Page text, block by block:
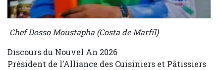
Chef Dosso Moustapha (Costa de Marfíl)
Discours du Nouvel An 2026
Président de l’Alliance des Cuisiniers et Pâtissiers